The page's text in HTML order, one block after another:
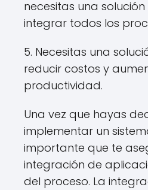
necesitas una
integrar todos los
5. Necesitas una
reducir costos y
productividad.
Una vez que hayas
implementar un
importante que te
integración de
del proceso. La